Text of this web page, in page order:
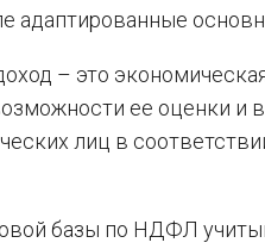
адаптированные
– это
ее оценки и
лиц в
базы по НДФЛ